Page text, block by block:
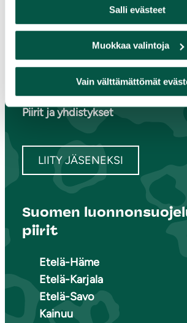
Salli evästeet
Muokkaa valintoja
Vain välttämättömät
Paikallistoiminta
Osallistu tapahtumaan
Tule vapaaehtoiseksi
Liity jäseneksi
Piirit ja yhdistykset
LIITY JÄSENEKSI
Suomen
piirit
Etelä-Häme
Etelä-Karjala
Etelä-Savo
Kainuu